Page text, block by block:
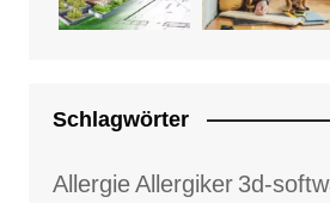
Schlagwörter
AllergieAllergiker 3d-